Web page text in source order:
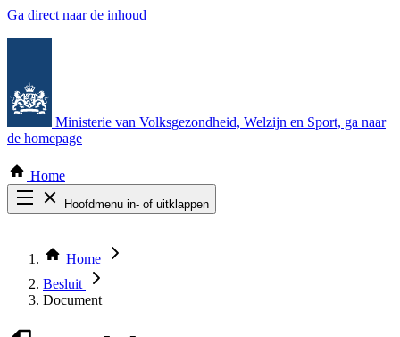
Ga direct naar de inhoud
Ministerie van Volksgezondheid, Welzijn en Sport, ga naar
de homepage
Home
Hoofdmenu in- of uitklappen
Thema COVID-19
Bekijk per bestuursorgaan
Home
Besluit
Document